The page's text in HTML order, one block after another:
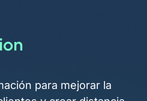
para mejorar la